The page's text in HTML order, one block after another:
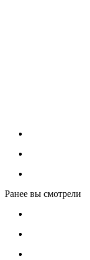
Ранее вы смотрели